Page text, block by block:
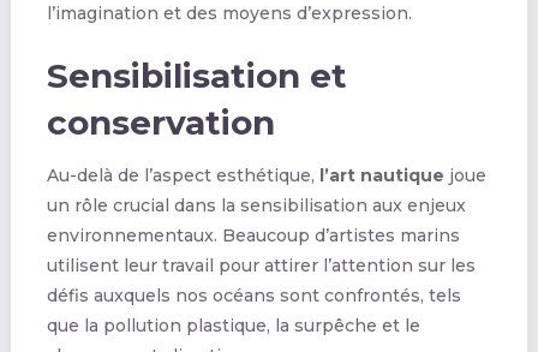
l’imagination et des moyens d’expression.
Sensibilisation et
conservation
Au-delà de l’aspect esthétique, l’art nautique joue
un rôle crucial dans la sensibilisation aux enjeux
environnementaux. Beaucoup d’artistes marins
utilisent leur travail pour attirer l’attention sur les
défis auxquels nos océans sont confrontés, tels
que la pollution plastique, la surpêche et le